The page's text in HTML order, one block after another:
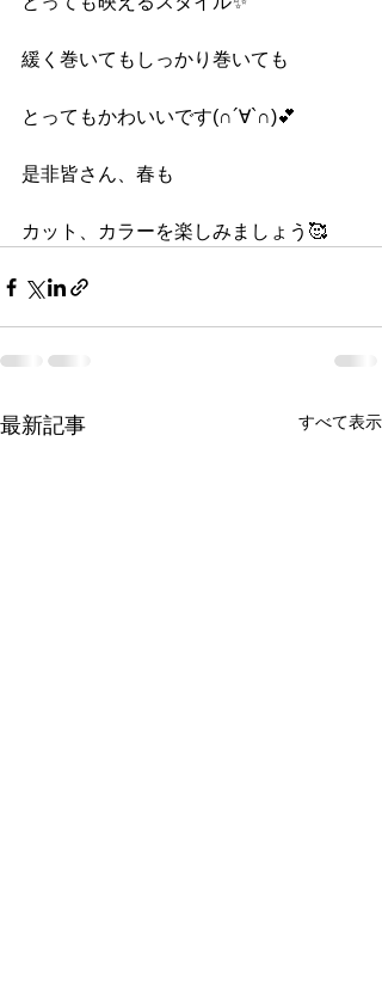
緩く巻いてもしっかり巻いても
とってもかわいいです(∩´∀`∩)💕
是非皆さん、春も
カット、カラーを楽しみましょう🥰
最新記事 すべて表示